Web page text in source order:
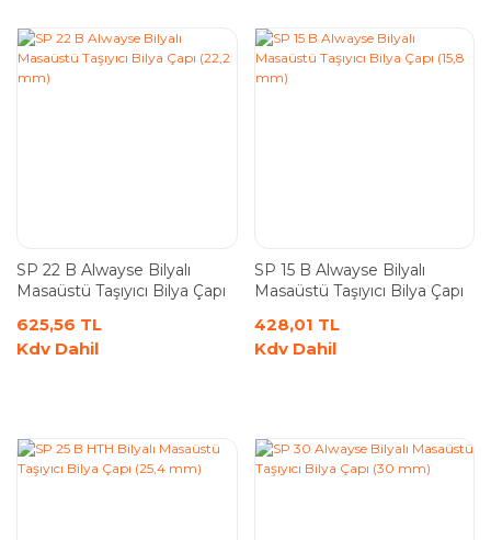
SP 22 B Alwayse Bilyalı
Masaüstü Taşıyıcı Bilya Çapı
625,56 TL
Kdv Dahil
SP 15 B Alwayse Bilyalı
Masaüstü Taşıyıcı Bilya Çapı
428,01 TL
Kdv Dahil